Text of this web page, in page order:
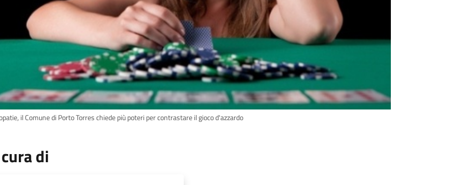
il Comune di Porto Torres chiede più poteri per contrastare il gioco d'azzardo
di